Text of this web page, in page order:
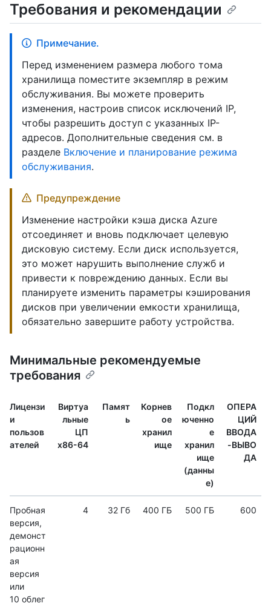
Требования и рекомендации
Примечание.
Перед изменением размера любого тома
хранилища поместите экземпляр в режим
обслуживания. Вы можете проверить
изменения, настроив список исключений IP,
чтобы разрешить доступ с указанных IP-
адресов. Дополнительные сведения см. в
разделе Включение и планирование режима
обслуживания.
Предупреждение
Изменение настройки кэша диска Azure
отсоединяет и вновь подключает целевую
дисковую систему. Если диск используется,
это может нарушить выполнение служб и
привести к повреждению данных. Если вы
планируете изменить параметры кэширования
дисков при увеличении емкости хранилища,
обязательно завершите работу устройства.
Минимальные рекомендуемые
требования
Лицензи
и
пользов
ателей
Виртуа
льные
ЦП
x86-64
Памят
ь
Корнев
ое
хранил
ище
Подкл
юченно
е
хранил
ище
(данны
е)
ОПЕРА
ЦИЙ
ВВОДА
-ВЫВО
ДА
Пробная
версия,
демонст
рационн
ая
версия
или
10 облег
4 32 Гб 400 ГБ 500 ГБ 600